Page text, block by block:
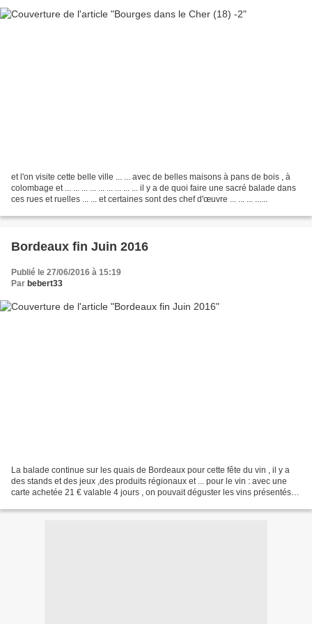
et l'on visite cette belle ville ... ... avec de belles maisons à pans de bois , à
colombage et ... ... ... ... ... ... ... ... ... il y a de quoi faire une sacré balade dans
ces rues et ruelles ... ... et certaines sont des chef d'œuvre ... ... ... ......
Bordeaux fin Juin 2016
Publié le 27/06/2016 à 15:19
Par bebert33
La balade continue sur les quais de Bordeaux pour cette fête du vin , il y a
des stands et des jeux ,des produits régionaux et ... pour le vin : avec une
carte achetée 21 € valable 4 jours , on pouvait déguster les vins présentés